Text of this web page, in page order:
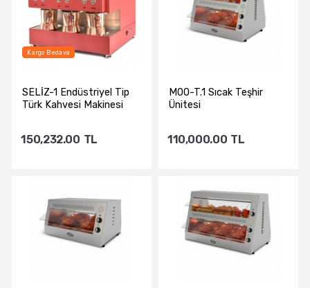
Kargo Bedava
SELİZ-1 Endüstriyel Tip
Türk Kahvesi Makinesi
150,232.00 TL
Sepete Ekle
M00-T.1 Sıcak Teşhir
Ünitesi
110,000.00 TL
Sepete Ekle